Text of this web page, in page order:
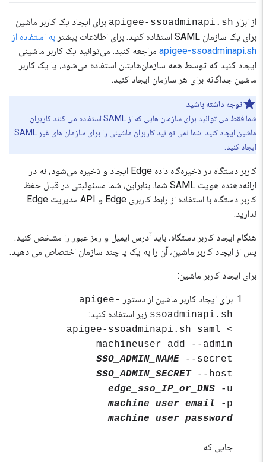
از ابزارapigee-ssoadminapi.shبرای ایجاد یک کاربر ماشین
برای یک سازمان SAML استفاده کنید. برای اطلاعات بیشتر
به استفاده از
apigee-ssoadminapi.shمراجعه کنید. می‌توانید یک کاربر ماشینی
ایجاد کنید که توسط همه سازمان‌هایتان استفاده می‌شود، یا یک کاربر
ماشین جداگانه برای هر سازمان ایجاد کنید.
توجه داشته باشید
شما فقط می توانید برای سازمان هایی که از SAML استفاده می کنند کاربران
ماشین ایجاد کنید. شما نمی توانید کاربران ماشینی را برای سازمان های غیر SAML
ایجاد کنید.
کاربر دستگاه در ذخیره‌گاه داده Edge ایجاد و ذخیره می‌شود، نه در
ارائه‌دهنده هویت SAML شما. بنابراین، شما مسئولیتی در قبال حفظ
کاربر دستگاه با استفاده از رابط کاربری Edge و API مدیریت Edge
ندارید.
هنگام ایجاد کاربر دستگاه، باید آدرس ایمیل و رمز عبور را مشخص کنید.
پس از ایجاد کاربر ماشین، آن را به یک یا چند سازمان اختصاص می دهید.
برای ایجاد کاربر ماشین:
برای ایجاد کاربر ماشین از دستورapigee-
ssoadminapi.shزیر استفاده کنید:
> apigee-ssoadminapi.sh saml
machineuser add --admin
SSO_ADMIN_NAME
--secret
SSO_ADMIN_SECRET
--host
edge_sso_IP_or_DNS
-u
machine_user_email
-p
machine_user_password
جایی که: